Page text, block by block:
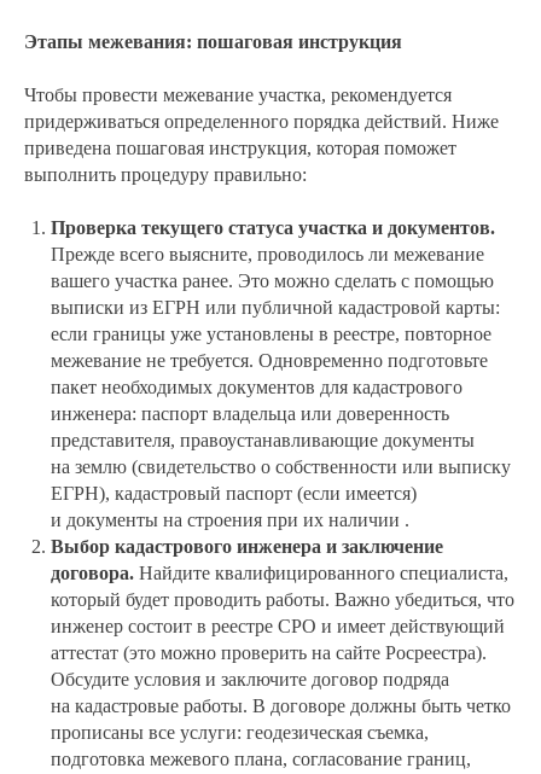
Этапы межевания: пошаговая инструкция
Чтобы провести межевание участка, рекомендуется
придерживаться определенного порядка действий. Ниже
приведена пошаговая инструкция, которая поможет
выполнить процедуру правильно:
Проверка текущего статуса участка и документов.
Прежде всего выясните, проводилось ли межевание
вашего участка ранее. Это можно сделать с помощью
выписки из ЕГРН или публичной кадастровой карты:
если границы уже установлены в реестре, повторное
межевание не требуется. Одновременно подготовьте
пакет необходимых документов для кадастрового
инженера: паспорт владельца или доверенность
представителя, правоустанавливающие документы
на землю (свидетельство о собственности или выписку
ЕГРН), кадастровый паспорт (если имеется)
и документы на строения при их наличии .
Выбор кадастрового инженера и заключение
договора. Найдите квалифицированного специалиста,
который будет проводить работы. Важно убедиться, что
инженер состоит в реестре СРО и имеет действующий
аттестат (это можно проверить на сайте Росреестра).
Обсудите условия и заключите договор подряда
на кадастровые работы. В договоре должны быть четко
прописаны все услуги: геодезическая съемка,
подготовка межевого плана, согласование границ,